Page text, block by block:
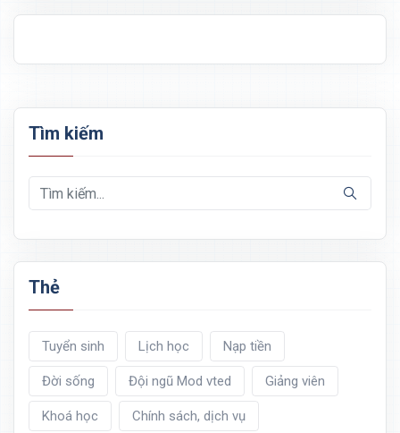
Tìm kiếm
Thẻ
Tuyển sinh Lịch học Nạp tiền
Đời sống Đội ngũ Mod vted Giảng viên
Khoá học Chính sách, dịch vụ